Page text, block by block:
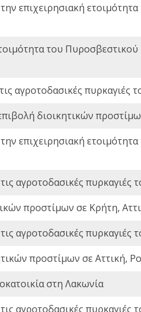
επιχειρησιακή
του
αγροτοδασικές
διοικητικών
επιχειρησιακή
αγροτοδασικές
προστίμων σε Κρήτη,
αγροτοδασικές
προστίμων σε Αττική,
στη Λακωνία
αγροτοδασικές